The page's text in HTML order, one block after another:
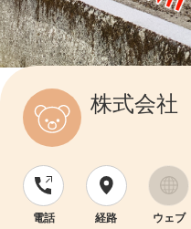
株式会社
電話 経路 ウェブ